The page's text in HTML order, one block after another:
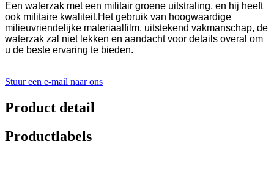
Een waterzak met een militair groene uitstraling, en hij heeft
ook militaire kwaliteit.Het gebruik van hoogwaardige
milieuvriendelijke materiaalfilm, uitstekend vakmanschap, de
waterzak zal niet lekken en aandacht voor details overal om
u de beste ervaring te bieden.
Stuur een e-mail naar ons
Product detail
Productlabels